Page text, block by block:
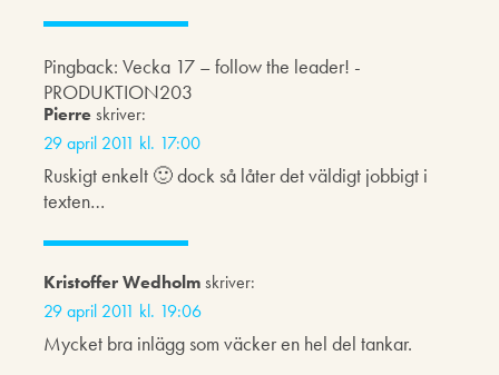
Pingback: Vecka 17 – follow the leader! -
PRODUKTION203
Pierreskriver:
29 april 2011 kl. 17:00
Ruskigt enkelt 🙂 dock så låter det väldigt jobbigt i
texten…
Kristoffer Wedholmskriver:
29 april 2011 kl. 19:06
Mycket bra inlägg som väcker en hel del tankar.